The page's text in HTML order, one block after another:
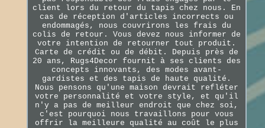
client lors du retour du tapis chez nous. En
cas de réception d'articles incorrects ou
endommagés, nous couvrirons les frais du
colis de retour. Vous devez nous informer de
votre intention de retourner tout produit.
Carte de crédit ou de débit. Depuis près de
20 ans, Rugs4Decor fournit à ses clients des
concepts innovants, des modes avant-
gardistes et des tapis de haute qualité.
Nous pensons qu'une maison devrait refléter
votre personnalité et votre style, et qu'il
n'y a pas de meilleur endroit que chez soi,
c'est pourquoi nous travaillons pour vous
offrir la meilleure qualité au coût le plus